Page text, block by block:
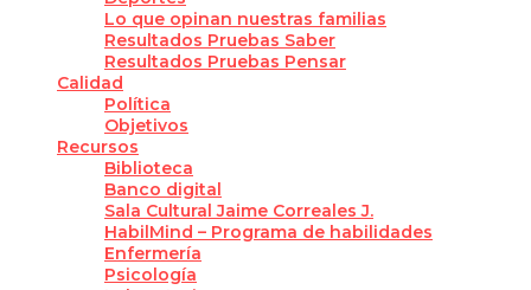
Lo que opinan nuestras familias
Resultados Pruebas Saber
Resultados Pruebas Pensar
Calidad
Política
Objetivos
Recursos
Biblioteca
Banco digital
Sala Cultural Jaime Correales J.
HabilMind – Programa de habilidades
Enfermería
Psicología